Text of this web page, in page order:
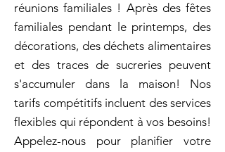
réunions familiales ! Après des fêtes
familiales pendant le printemps, des
décorations, des déchets alimentaires
et des traces de sucreries peuvent
s'accumuler dans la maison! Nos
tarifs compétitifs incluent des services
flexibles qui répondent à vos besoins!
Appelez-nous pour planifier votre